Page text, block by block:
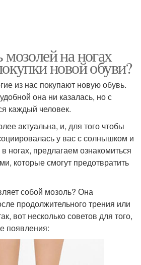
на ногах
новой обуви?
из нас покупают новую обувь.
она ни казалась, но с
каждый человек.
актуальна, и, для того чтобы
у вас с солнышком и
ногах, предлагаем ознакомиться
которые смогут предотвратить
собой мозоль? Она
продолжительного трения или
вот несколько советов для того,
появления: